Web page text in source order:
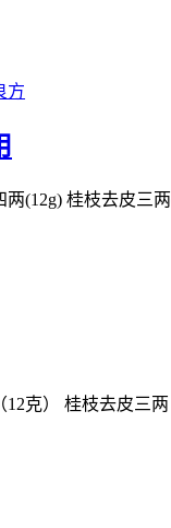
方
(12g) 桂枝去皮三
克） 桂枝去皮三